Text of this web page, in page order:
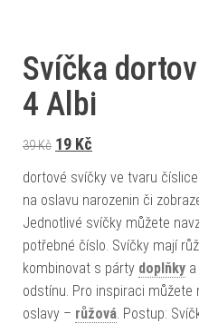
Svíčka
4 Albi
39Kč Původní cena byla: 39
19 Kč
dortové svíčky ve tvaru
na oslavu narozenin či
Jednotlivé svíčky můžete
potřebné číslo. Svíčky mají
kombinovat s párty doplňky
odstínu. Pro inspiraci
oslavy – růžová. Postup: